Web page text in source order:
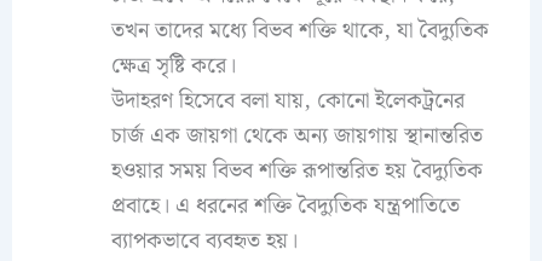
তখন তাদের মধ্যে বিভব শক্তি থাকে, যা বৈদ্যুতিক
ক্ষেত্র সৃষ্টি করে।
উদাহরণ হিসেবে বলা যায়, কোনো ইলেকট্রনের
চার্জ এক জায়গা থেকে অন্য জায়গায় স্থানান্তরিত
হওয়ার সময় বিভব শক্তি রূপান্তরিত হয় বৈদ্যুতিক
প্রবাহে। এ ধরনের শক্তি বৈদ্যুতিক যন্ত্রপাতিতে
ব্যাপকভাবে ব্যবহৃত হয়।